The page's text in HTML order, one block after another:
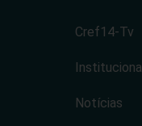
Cref14-Tv
Institucional
Notícias